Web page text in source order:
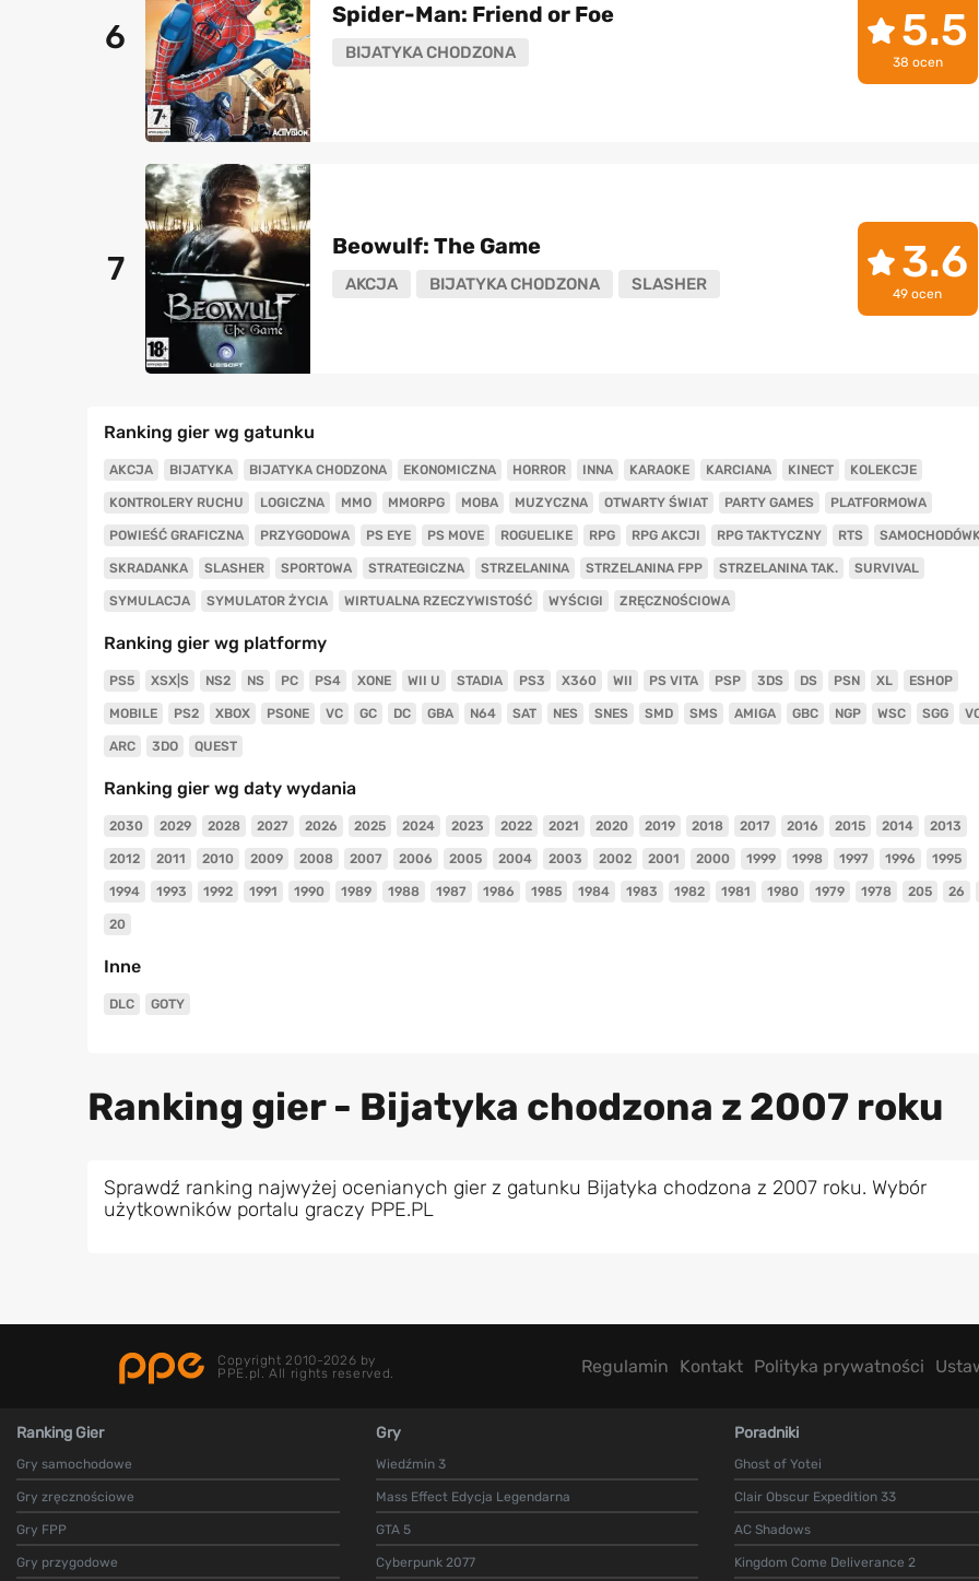
6
Spider-Man: Friend or Foe
BIJATYKA CHODZONA 5.5
38 ocen
7
Beowulf: The Game
AKCJA BIJATYKA CHODZONA SLASHER 3.6
49 ocen
Ranking gier wg gatunku
AKCJA BIJATYKA BIJATYKA CHODZONA EKONOMICZNA HORROR INNA KARAOKE KARCIANA KINECT KOLEKCJE
KONTROLERY RUCHU LOGICZNA MMO MMORPG MOBA MUZYCZNA OTWARTY ŚWIAT PARTY GAMES PLATFORMOWA
POWIEŚĆ GRAFICZNA PRZYGODOWA PS EYE PS MOVE ROGUELIKE RPG RPG AKCJI RPG TAKTYCZNY RTS
SKRADANKA SLASHER SPORTOWA STRATEGICZNA STRZELANINA STRZELANINA FPP STRZELANINA TAK. SURVIVAL
SYMULACJA SYMULATOR ŻYCIA WIRTUALNA RZECZYWISTOŚĆ WYŚCIGI ZRĘCZNOŚCIOWA
Ranking gier wg platformy
PS5 XSX|S NS2 NS PC PS4 XONE WII U STADIA PS3 X360 WII PS VITA PSP 3DS DS PSN XL ESHOP
MOBILE PS2 XBOX PSONE VC GC DC GBA N64 SAT NES SNES SMD SMS AMIGA GBC NGP WSC SGG
ARC 3DO QUEST
Ranking gier wg daty wydania
2030 2029 2028 2027 2026 2025 2024 2023 2022 2021 2020 2019 2018 2017 2016 2015 2014 2013
2012 2011 2010 2009 2008 2007 2006 2005 2004 2003 2002 2001 2000 1999 1998 1997 1996 1995
1994 1993 1992 1991 1990 1989 1988 1987 1986 1985 1984 1983 1982 1981 1980 1979 1978 205 26
20
Inne
DLC GOTY
Ranking gier - Bijatyka chodzona z 2007 roku
Sprawdź ranking najwyżej ocenianych gier z gatunku Bijatyka chodzona z 2007 roku. Wybór
użytkowników portalu graczy PPE.PL
Copyright 2010-2026 by
PPE.pl. All rights reserved.
Regulamin Kontakt Polityka prywatności
Ranking Gier
Gry samochodowe
Gry zręcznościowe
Gry FPP
Gry przygodowe
Gry
Wiedźmin 3
Mass Effect Edycja Legendarna
GTA 5
Cyberpunk 2077
Poradniki
Ghost of Yotei
Clair Obscur Expedition 33
AC Shadows
Kingdom Come Deliverance 2